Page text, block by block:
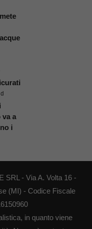
va a
i
SRL - Via A. Volta 16 -
(MI) - Codice Fiscale
in quanto viene